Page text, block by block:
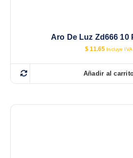
Aro De Luz Zd666 10
$ 11.65 Incluye IVA
Añadir al